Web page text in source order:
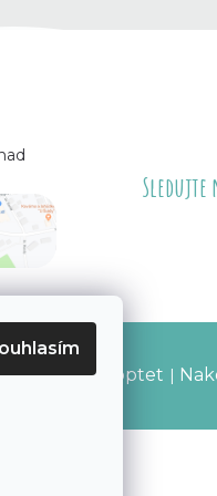
Sledujte
Vytvořil Shoptet |